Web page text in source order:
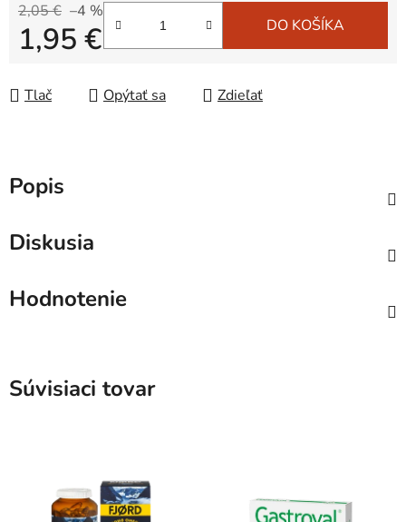
2,05 € –4 %
1,95 € DO KOŠÍKA
Tlač Opýtať sa Zdieľať
Popis
Diskusia
Hodnotenie
Súvisiaci tovar